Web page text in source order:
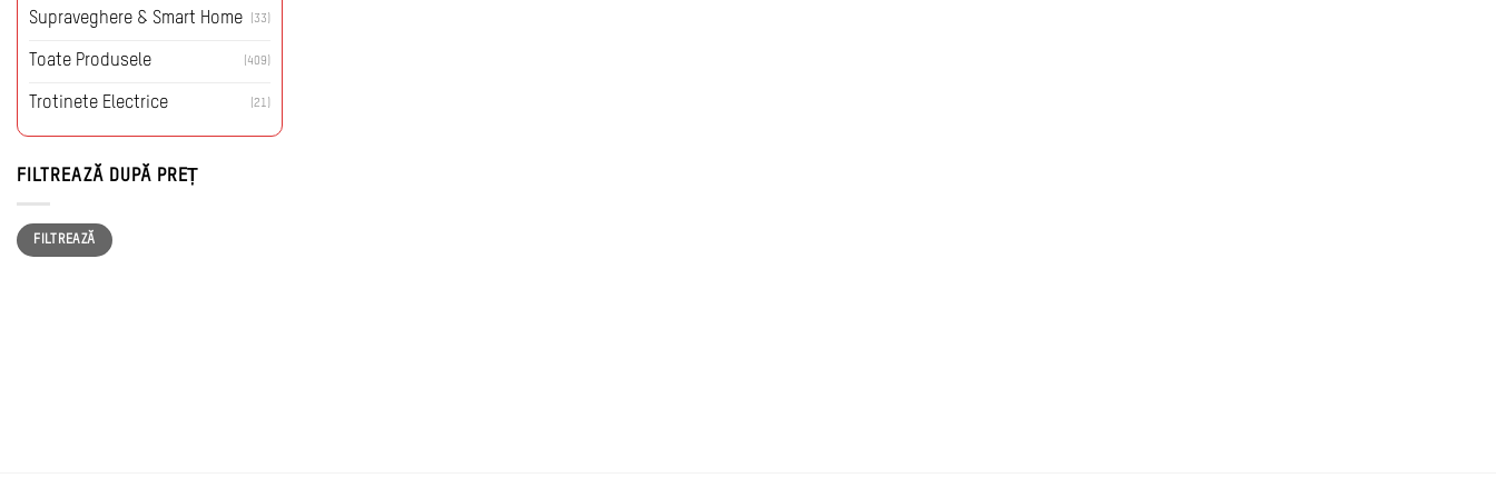
Supraveghere & Smart Home (33)
Toate Produsele (409)
Trotinete Electrice (21)
FILTREAZĂ DUPĂ PREȚ
Preț
minim
Preț
maximFILTREAZĂ